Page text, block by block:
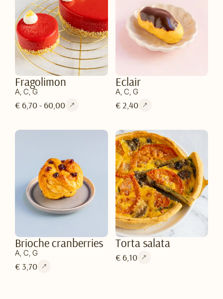
Fragolimon
A, C, G
€ 6,70 - 60,00
Eclair
A, C, G
€ 2,40
Brioche cranberries
A, C, G
€ 3,70
Torta salata
€ 6,10